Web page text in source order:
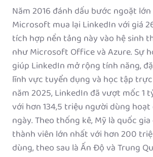
Năm 2016 đánh dấu bước ngoặt
Microsoft mua lại LinkedIn với giá
tích hợp nền tảng này vào hệ sinh
như Microsoft Office và Azure. Sự
giúp LinkedIn mở rộng tính năng,
lĩnh vực tuyển dụng và học tập
năm 2025, LinkedIn đã vượt mốc 1
với hơn 134,5 triệu người dùng
ngày. Theo thống kê, Mỹ là quốc
thành viên lớn nhất với hơn 200
dùng, theo sau là Ấn Độ và Trung